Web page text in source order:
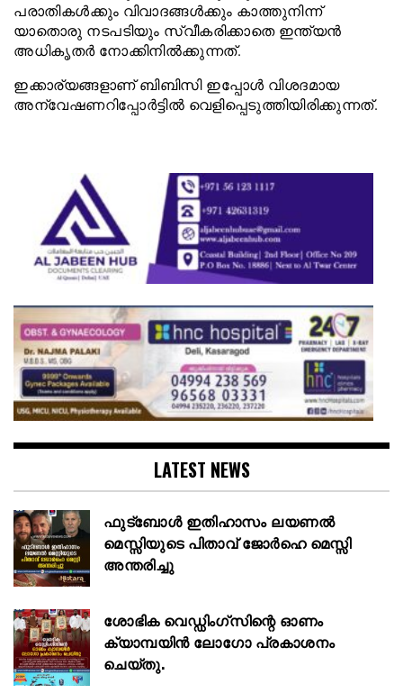
പരാതികൾക്കും വിവാദങ്ങൾക്കും കാത്തുനിന്ന്
യാതൊരു നടപടിയും സ്വീകരിക്കാതെ ഇന്ത്യൻ
അധികൃതർ നോക്കിനിൽക്കുന്നത്.
ഇക്കാര്യങ്ങളാണ് ബിബിസി ഇപ്പോൾ വിശദമായ
അന്വേഷണറിപ്പോർട്ടിൽ വെളിപ്പെടുത്തിയിരിക്കുന്നത്.
LATEST NEWS
ഫുട്ബോൾ ഇതിഹാസം ലയണൽ
മെസ്സിയുടെ പിതാവ് ജോർഹെ മെസ്സി
അന്തരിച്ചു
ശോഭിക വെഡ്ഡിംഗ്സിന്റെ ഓണം
ക്യാമ്പയിൻ ലോഗോ പ്രകാശനം
ചെയ്തു.